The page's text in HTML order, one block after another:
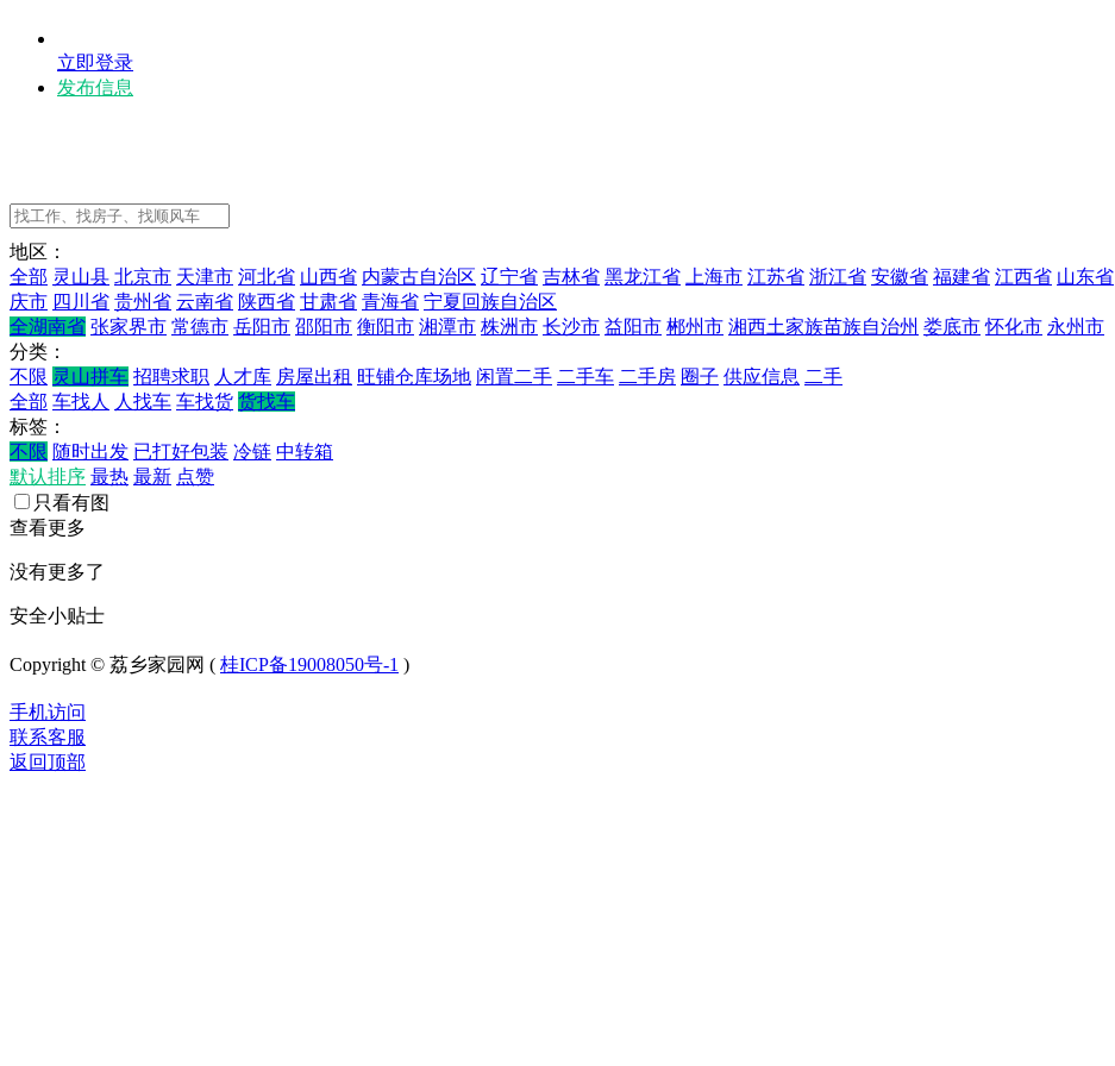
立即登录
发布信息
地区：
全部 灵山县 北京市 天津市 河北省 山西省 内蒙古自治区 辽宁省 吉林省 黑龙江省 上海市 江苏省 浙江省 安徽省 福建省 江西省 山东省
庆市 四川省 贵州省 云南省 陕西省 甘肃省 青海省 宁夏回族自治区
全湖南省 张家界市 常德市 岳阳市 邵阳市 衡阳市 湘潭市 株洲市 长沙市 益阳市 郴州市 湘西土家族苗族自治州 娄底市 怀化市 永州市
分类：
不限 灵山拼车 招聘求职 人才库 房屋出租 旺铺仓库场地 闲置二手 二手车 二手房 圈子 供应信息 二手
全部 车找人 人找车 车找货 货找车
标签：
不限 随时出发 已打好包装 冷链 中转箱
默认排序 最热 最新 点赞
只看有图
查看更多
没有更多了
安全小贴士
Copyright © 荔乡家园网 ( 桂ICP备19008050号-1 )
手机访问
联系客服
返回顶部